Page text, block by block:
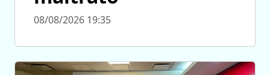
08/08/2026 19:35